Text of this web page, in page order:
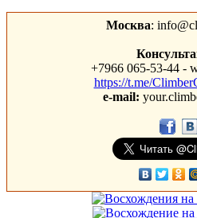
Москва:
+7966 065-53-44 -
https://t.me/
e-mail: